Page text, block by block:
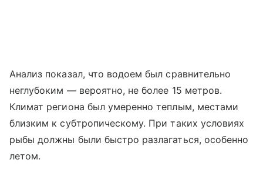
Анализ показал, что водоем был сравнительно
неглубоким — вероятно, не более 15 метров.
Климат региона был умеренно теплым, местами
близким к субтропическому. При таких условиях
рыбы должны были быстро разлагаться, особенно
летом.